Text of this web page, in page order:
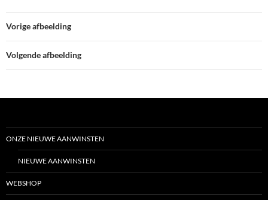
Vorige afbeelding
Volgende afbeelding
ONZE NIEUWE AANWINSTEN
NIEUWE AANWINSTEN
WEBSHOP